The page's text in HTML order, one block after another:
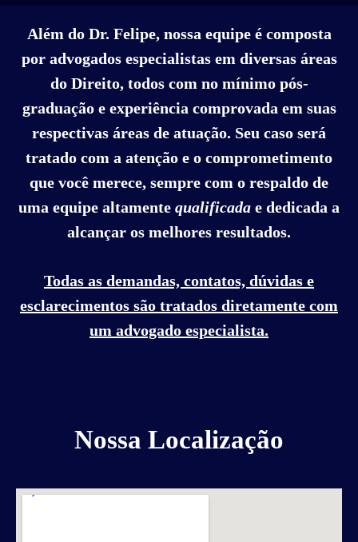
Além do Dr. Felipe, nossa equipe é composta
por advogados especialistas em diversas áreas
do Direito, todos com no mínimo pós-
graduação e experiência comprovada em suas
respectivas áreas de atuação. Seu caso será
tratado com a atenção e o comprometimento
que você merece, sempre com o respaldo de
uma equipe altamente qualificada e dedicada a
alcançar os melhores resultados.
Todas as demandas, contatos, dúvidas e
esclarecimentos são tratados diretamente com
um advogado especialista.
Nossa Localização